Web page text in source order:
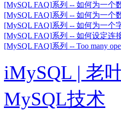
[MySQL FAQ]系列 -- 如何为一个
[MySQL FAQ]系列 -- 如何为一个
[MySQL FAQ]系列 -- 如何为一个
[MySQL FAQ]系列 -- 如何设定连
[MySQL FAQ]系列 -- Too many
iMySQL | 老
MySQL技术